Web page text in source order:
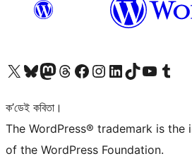
আমাৰ X (আগৰ Twitter) একাউণ্টলৈ যাওকআমাৰ Bluesky একাউণ্টলৈ যাওকআমাৰ Mastodon একাউণ্টলৈ যাওকআমাৰ Threads একাউণ্টলৈ যাওকআমাৰ Facebook পৃষ্ঠালৈ যাওকআমাৰ Instagram একাউণ্টলৈ যাওকআমাৰ LinkedIn একাউণ্টলৈ যাওকআমাৰ TikTok একাউণ্টলৈ যাওকআমাৰ YouTube চেনেললৈ যাওকআমাৰ Tumblr একাউণ্টলৈ যাওক
ক’ডেই কবিতা।
The WordPress® trademark is
of the WordPress Foundation.